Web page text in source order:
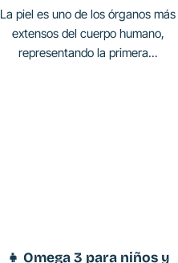
La piel es uno de los órganos más
extensos del cuerpo humano,
representando la primera...
👧 Omega 3 para niños y